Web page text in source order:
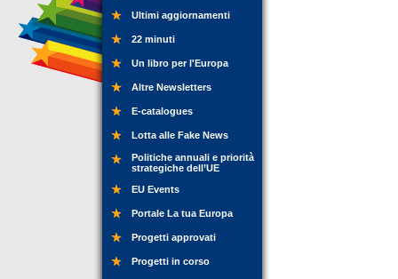
Ultimi aggiornamenti
22 minuti
Un libro per l'Europa
Altre Newsletters
E-catalogues
Lotta alle Fake News
Politiche annuali e priorità
strategiche dell’UE
EU Events
Portale La tua Europa
Progetti approvati
Progetti in corso